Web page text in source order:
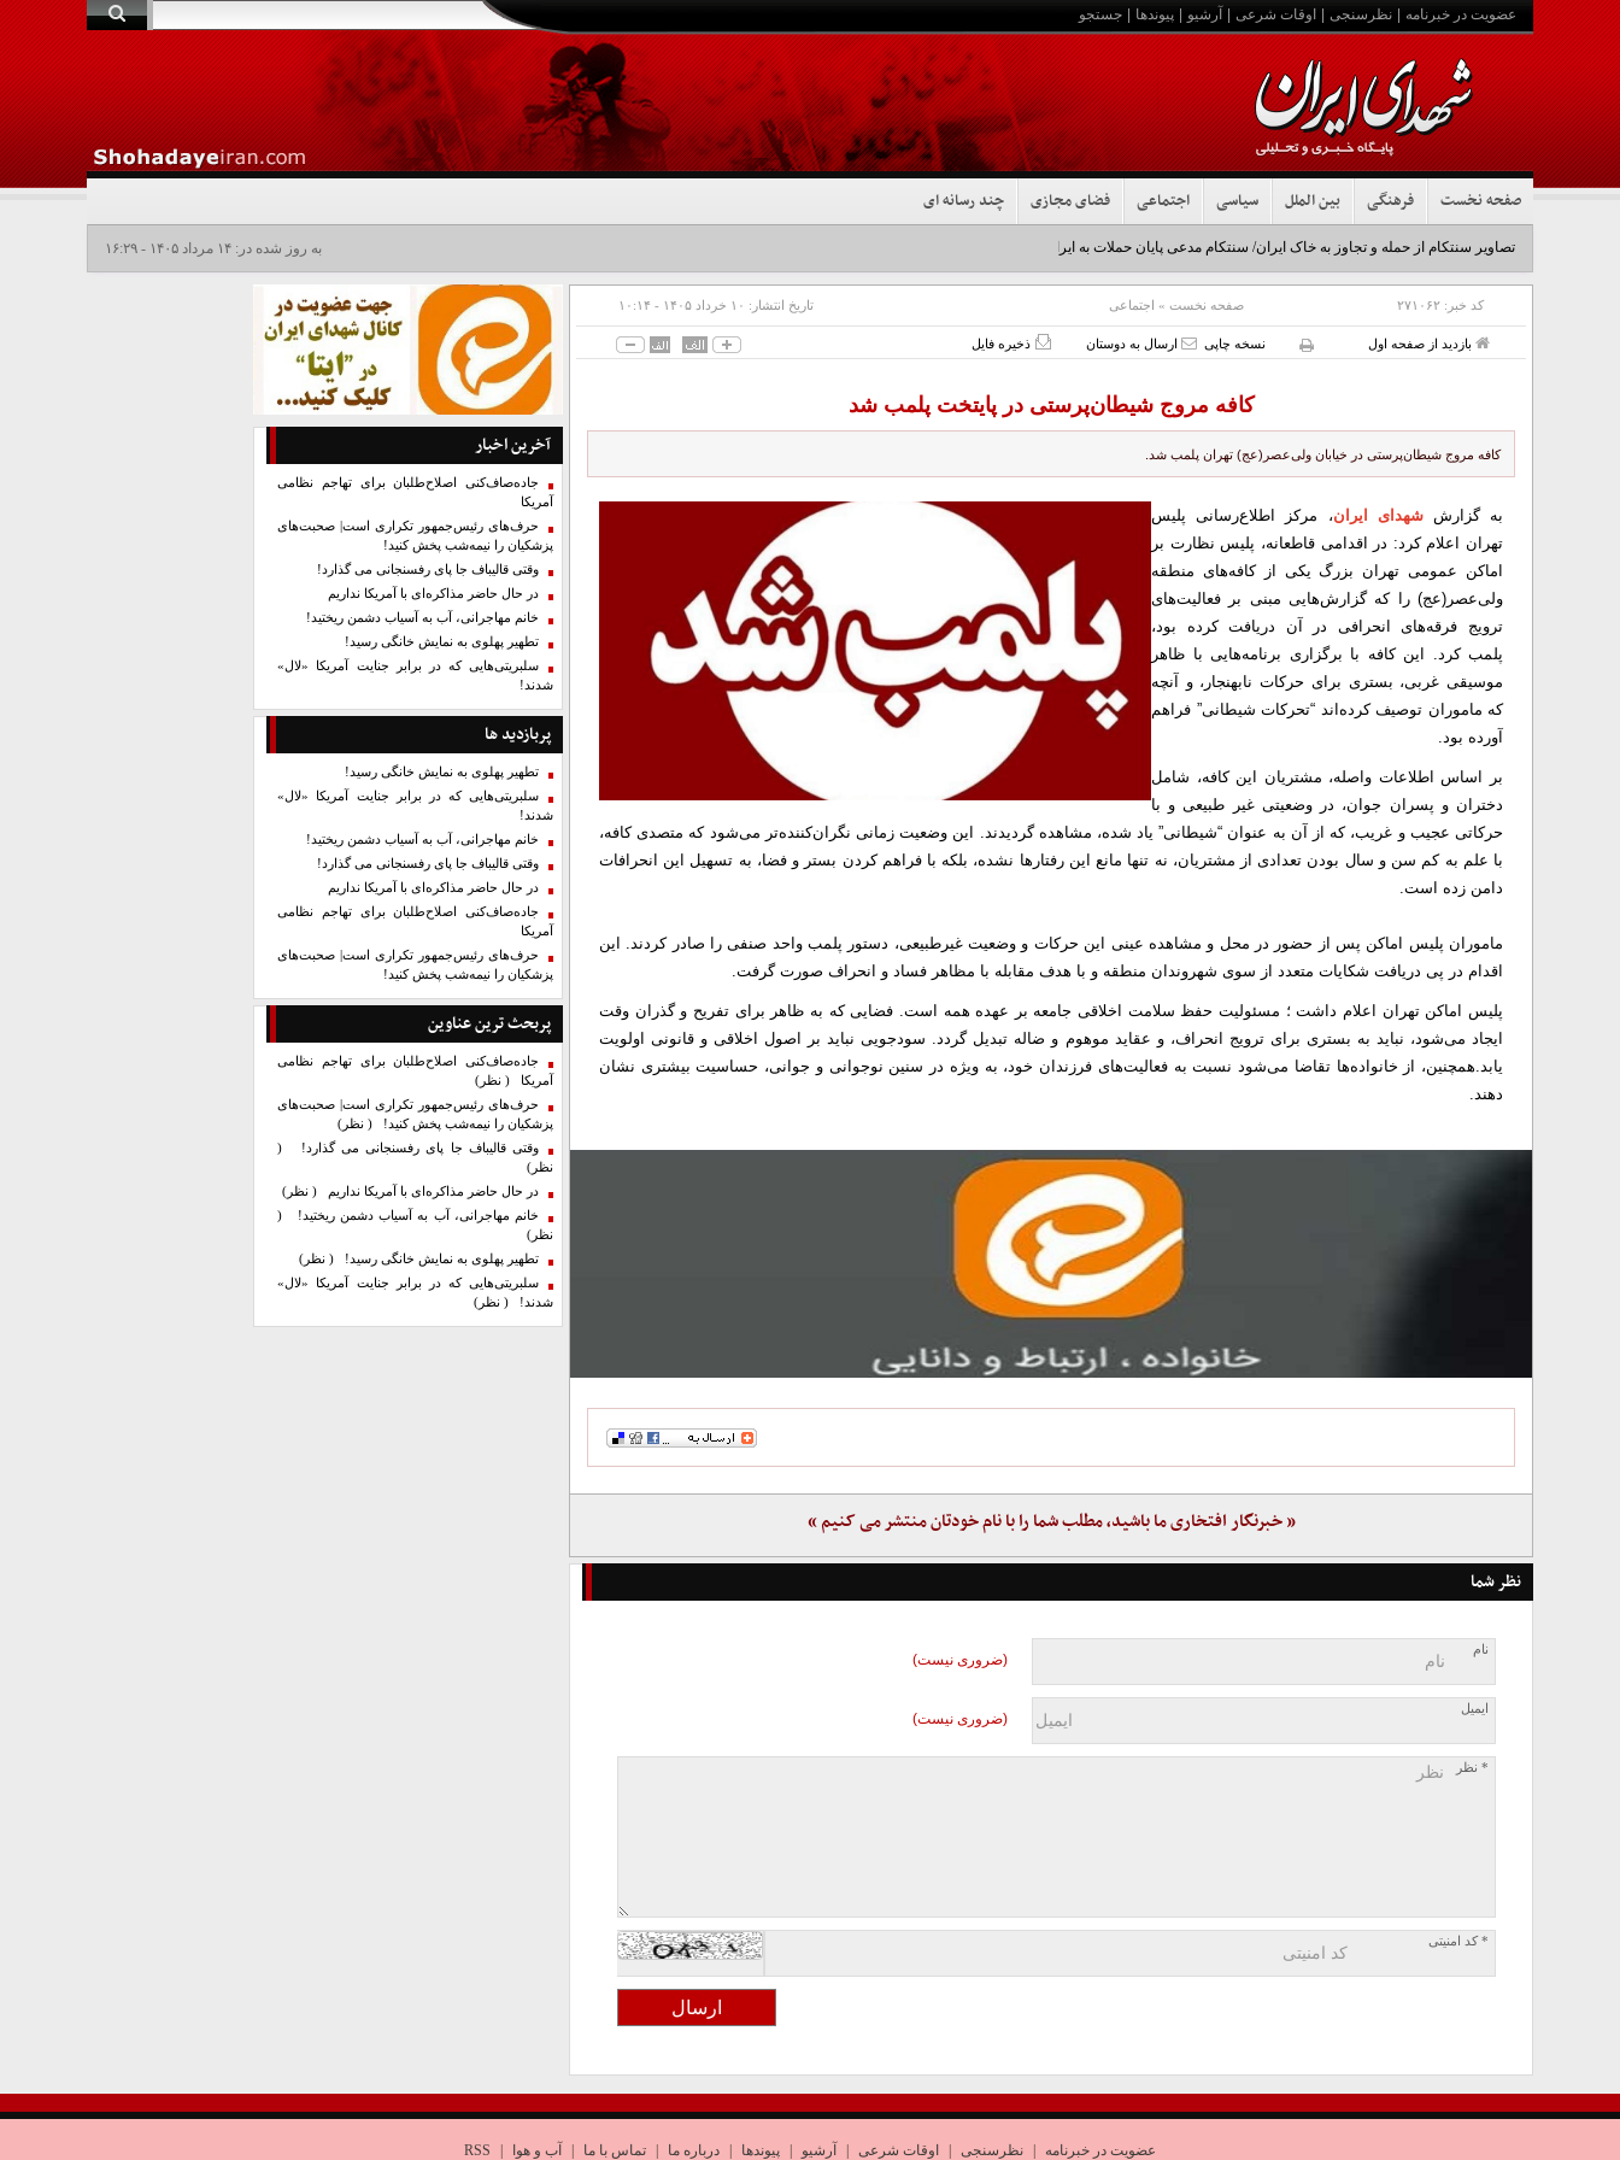
عضویت در خبرنامه نظرسنجی اوقات شرعی آرشیو پیوندها جستجو
صفحه نخست فرهنگی بین الملل سیاسی اجتماعی فضای مجازی چند رسانه ای
تصاویر سنتکام از حمله و تجاوز به خاک ایران/ سنتکام مدعی پایان حملات به ایران شد+فیلم به روز شده در: ۱۴ مرداد ۱۴۰۵ - ۱۶:۲۹
کد خبر: ۲۷۱۰۶۲ صفحه نخست » اجتماعی تاریخ انتشار: ۱۰ خرداد ۱۴۰۵ - ۱۰:۱۴
بازدید از صفحه اول نسخه چاپی ارسال به دوستان ذخیره فایل
کافه‌ مروج شیطان‌پرستی در پایتخت پلمب شد
کافه‌ مروج شیطان‌پرستی در خیابان ولی‌عصر(عج) تهران پلمب شد.
به گزارش شهدای ایران، مرکز اطلاع‌رسانی پلیس
تهران اعلام کرد: در اقدامی قاطعانه، پلیس نظارت بر
اماکن عمومی تهران بزرگ یکی از کافه‌های منطقه
ولی‌عصر(عج) را که گزارش‌هایی مبنی بر فعالیت‌های
ترویج فرقه‌های انحرافی در آن دریافت کرده بود،
پلمب کرد. این کافه با برگزاری برنامه‌هایی با ظاهر
موسیقی غربی، بستری برای حرکات نابهنجار، و آنچه
که ماموران توصیف کرده‌اند “تحرکات شیطانی” فراهم
آورده بود.
بر اساس اطلاعات واصله، مشتریان این کافه، شامل
دختران و پسران جوان، در وضعیتی غیر طبیعی و با
حرکاتی عجیب و غریب، که از آن به عنوان “شیطانی” یاد شده، مشاهده گردیدند. این وضعیت زمانی نگران‌کننده‌تر می‌شود که متصدی کافه،
با علم به کم سن و سال بودن تعدادی از مشتریان، نه تنها مانع این رفتارها نشده، بلکه با فراهم کردن بستر و فضا، به تسهیل این انحرافات
دامن زده است.
ماموران پلیس اماکن پس از حضور در محل و مشاهده عینی این حرکات و وضعیت غیرطبیعی، دستور پلمب واحد صنفی را صادر کردند. این
اقدام در پی دریافت شکایات متعدد از سوی شهروندان منطقه و با هدف مقابله با مظاهر فساد و انحراف صورت گرفت.
پلیس اماکن تهران اعلام داشت ؛ مسئولیت حفظ سلامت اخلاقی جامعه بر عهده همه است. فضایی که به ظاهر برای تفریح و گذران وقت
ایجاد می‌شود، نباید به بستری برای ترویج انحراف، و عقاید موهوم و ضاله تبدیل گردد. سودجویی نباید بر اصول اخلاقی و قانونی اولویت
یابد.همچنین، از خانواده‌ها تقاضا می‌شود نسبت به فعالیت‌های فرزندان خود، به ویژه در سنین نوجوانی و جوانی، حساسیت بیشتری نشان
دهند.
« خبرنگار افتخاری ما باشید، مطلب شما را با نام خودتان منتشر می کنیم »
نظر شما
نام
(ضروری نیست)
ایمیل
(ضروری نیست)
* نظر
* کد امنیتی
آخرین اخبار
جاده‌صاف‌کنی اصلاح‌طلبان برای تهاجم نظامی
آمریکا
حرف‌های رئیس‌جمهور تکراری است| صحبت‌های
پزشکیان را نیمه‌شب پخش کنید!
وقتی قالیباف جا پای رفسنجانی می گذارد!
در حال حاضر مذاکره‌ای با آمریکا نداریم
خانم مهاجرانی، آب به آسیاب دشمن ریختید!
تطهیر پهلوی به نمایش خانگی رسید!
سلبریتی‌هایی که در برابر جنایت آمریکا «لال»
شدند!
پربازدید ها
تطهیر پهلوی به نمایش خانگی رسید!
سلبریتی‌هایی که در برابر جنایت آمریکا «لال»
شدند!
خانم مهاجرانی، آب به آسیاب دشمن ریختید!
وقتی قالیباف جا پای رفسنجانی می گذارد!
در حال حاضر مذاکره‌ای با آمریکا نداریم
جاده‌صاف‌کنی اصلاح‌طلبان برای تهاجم نظامی
آمریکا
حرف‌های رئیس‌جمهور تکراری است| صحبت‌های
پزشکیان را نیمه‌شب پخش کنید!
پربحث ترین عناوین
جاده‌صاف‌کنی اصلاح‌طلبان برای تهاجم نظامی
آمریکا ( نظر)
حرف‌های رئیس‌جمهور تکراری است| صحبت‌های
پزشکیان را نیمه‌شب پخش کنید! ( نظر)
وقتی قالیباف جا پای رفسنجانی می گذارد! (
نظر)
در حال حاضر مذاکره‌ای با آمریکا نداریم ( نظر)
خانم مهاجرانی، آب به آسیاب دشمن ریختید! (
نظر)
تطهیر پهلوی به نمایش خانگی رسید! ( نظر)
سلبریتی‌هایی که در برابر جنایت آمریکا «لال»
شدند! ( نظر)
عضویت در خبرنامه | نظرسنجی | اوقات شرعی | آرشیو | پیوندها | درباره ما | تماس با ما | آب و هوا |
RSS